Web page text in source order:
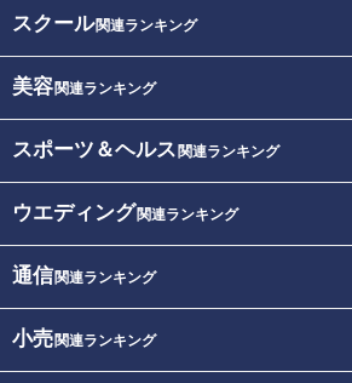
スクール関連ランキング
美容関連ランキング
スポーツ＆ヘルス 関連ランキング
ウエディング関連ランキング
通信関連ランキング
小売関連ランキング